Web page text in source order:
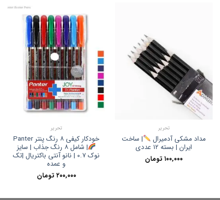
تحریر
مداد مشکی آدمیرال
| ساخت
ایران | بسته ۱۲ عددی
۱۰۰,۰۰۰ تومان
تحریر
خودکار کیفی ۸ رنگ پنتر Panter
| شامل ۸ رنگ جذاب | سایز
نوک ۰.۷ | نانو آنتی باکتریال |تک
و عمده
۲۰۰,۰۰۰ تومان